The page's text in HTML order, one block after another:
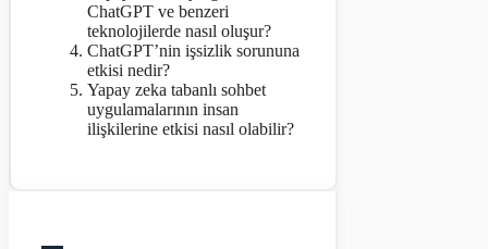
ChatGPT ve benzeri
teknolojilerde nasıl oluşur?
ChatGPT’nin işsizlik sorununa
etkisi nedir?
Yapay zeka tabanlı sohbet
uygulamalarının insan
ilişkilerine etkisi nasıl olabilir?